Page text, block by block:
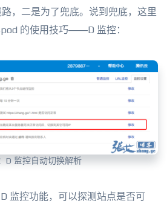
，二是为了兜底。说到兜底，这里
的使用技巧——D 监控：
D 监控自动切换解析
监控功能，可以探测站点是否可